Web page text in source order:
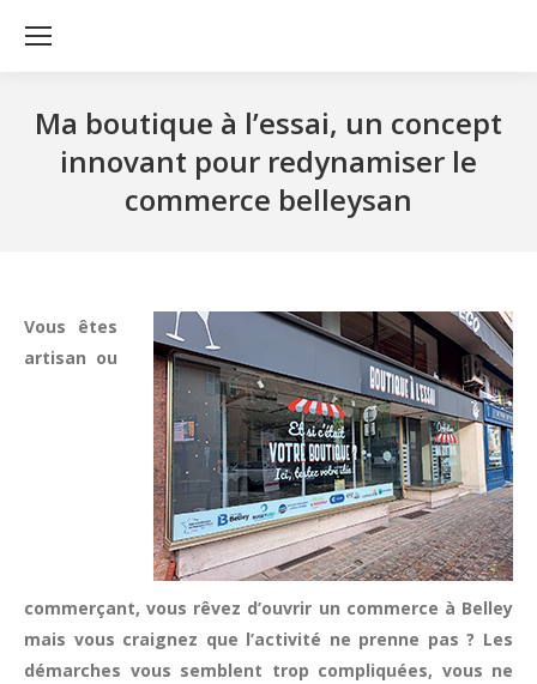
Ma boutique à l’essai, un concept
innovant pour redynamiser le
commerce belleysan
Vous êtes
artisan ou
commerçant, vous rêvez d’ouvrir un commerce à Belley
mais vous craignez que l’activité ne prenne pas ? Les
démarches vous semblent trop compliquées, vous ne